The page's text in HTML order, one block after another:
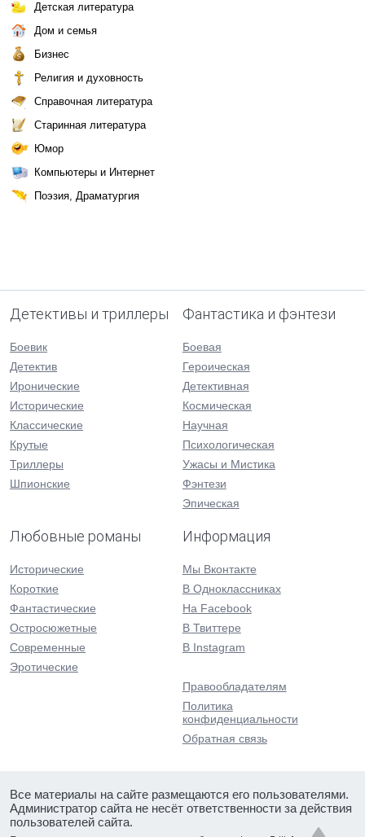
Детская литература
Дом и семья
Бизнес
Религия и духовность
Справочная литература
Старинная литература
Юмор
Компьютеры и Интернет
Поэзия, Драматургия
Детективы и триллеры
Боевик
Детектив
Иронические
Исторические
Классические
Крутые
Триллеры
Шпионские
Фантастика и фэнтези
Боевая
Героическая
Детективная
Космическая
Научная
Психологическая
Ужасы и Мистика
Фэнтези
Эпическая
Любовные романы
Исторические
Короткие
Фантастические
Остросюжетные
Современные
Эротические
Информация
Мы Вконтакте
В Одноклассниках
На Facebook
В Твиттере
В Instagram
Правообладателям
Политика
конфиденциальности
Обратная связь
Все материалы на сайте размещаются его пользователями.
Администратор сайта не несёт ответственности за действия
пользователей сайта.